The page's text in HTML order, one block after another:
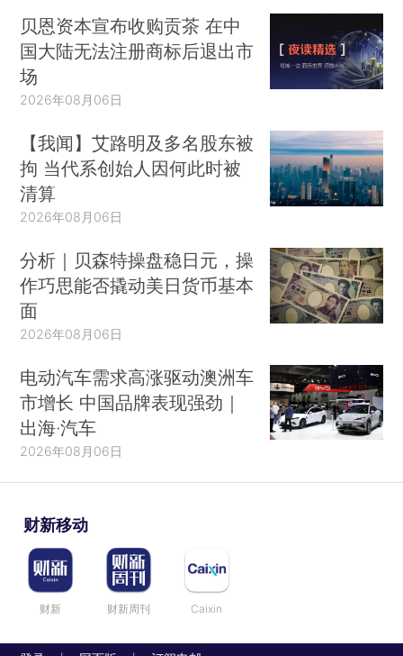
贝恩资本宣布收购贡茶 在中
国大陆无法注册商标后退出市
场
2026年08月06日
【我闻】艾路明及多名股东被
拘 当代系创始人因何此时被
清算
2026年08月06日
分析｜贝森特操盘稳日元，操
作巧思能否撬动美日货币基本
面
2026年08月06日
电动汽车需求高涨驱动澳洲车
市增长 中国品牌表现强劲｜
出海·汽车
2026年08月06日
财新移动
财新 财新周刊 Caixin